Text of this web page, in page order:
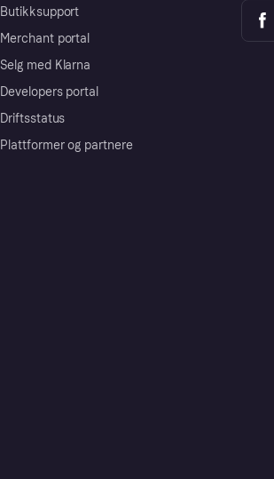
Butikksupport
Merchant portal
Selg med Klarna
Developers portal
Driftsstatus
Plattformer og partnere